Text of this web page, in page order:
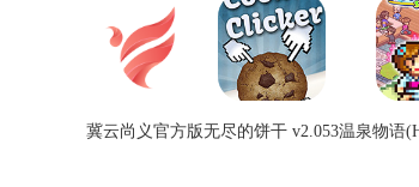
冀云尚义官方版无尽的饼干 v2.053温泉物语